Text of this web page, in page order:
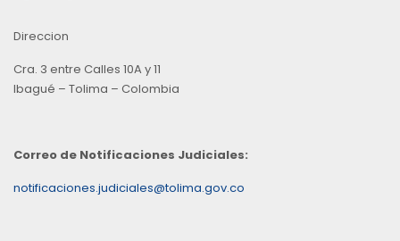
Direccion
Cra. 3 entre Calles 10A y 11
Ibagué – Tolima – Colombia
Correo de Notificaciones Judiciales:
notificaciones.judiciales@tolima.gov.co